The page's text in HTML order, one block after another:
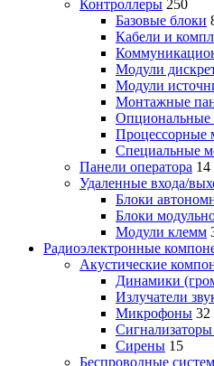
Контроллеры 250
Базовые блоки
Кабели и
Модули
Модули
Монтажные
Опциональные
Процессорные
Специальные
Панели оператора 14
Удаленные входа/
Блоки
Блоки
Модули клемм
Радиоэлектронные
Акустические
Динамики
Излучатели
Микрофоны 32
Сигнализаторы
Сирены 15
Беспроводные